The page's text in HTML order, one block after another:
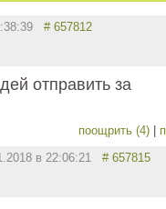
# 657812
отправить за
поощрить (4)
в 22:06:21 # 657815